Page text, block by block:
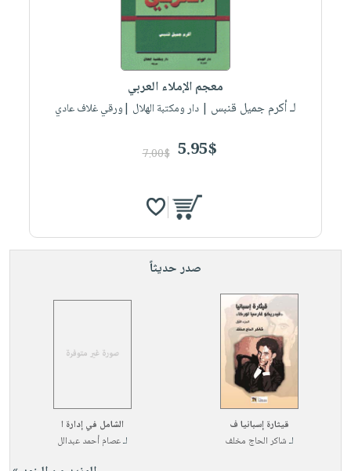
معجم الإملاء العربي
لـ أكرم جميل قنبس | دار ومكتبة الهلال |ورقي غلاف عادي
5.95$
7.00$
صدر حديثاً
قيثارة إسبانيا ف
لـشاكر الحاج مخلف
الشامل في إدارة ا
لـعصام أحمد عبدالل